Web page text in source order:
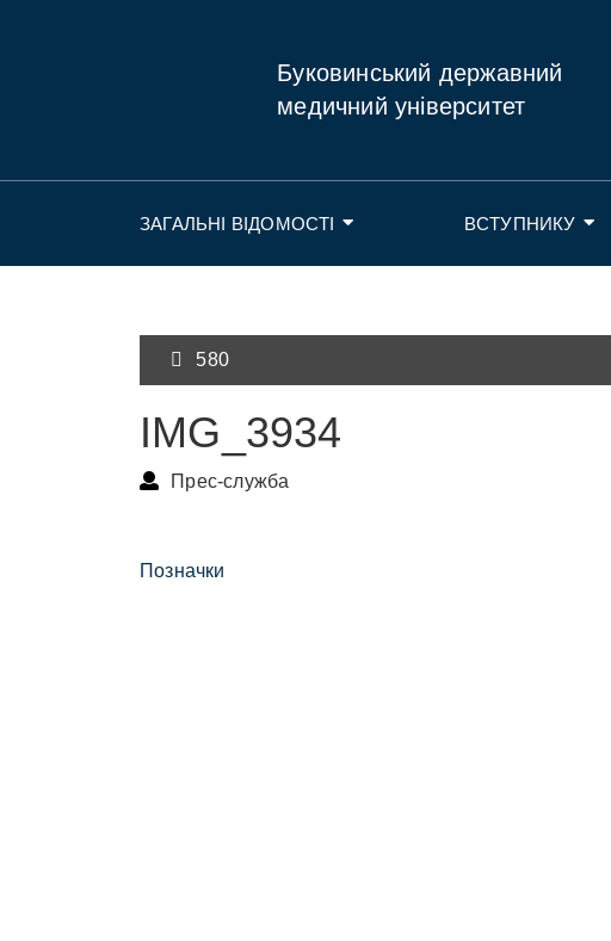
Буковинський державний
медичний університет
ЗАГАЛЬНІ ВІДОМОСТІ ВСТУПНИКУ
580
IMG_3934
Прес-служба
Позначки